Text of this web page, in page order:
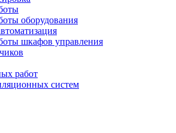
оборудования
шкафов управления
работ
систем